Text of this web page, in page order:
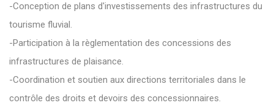
-Conception de plans d'investissements des infrastructures du
tourisme fluvial.
-Participation à la règlementation des concessions des
infrastructures de plaisance.
-Coordination et soutien aux directions territoriales dans le
contrôle des droits et devoirs des concessionnaires.